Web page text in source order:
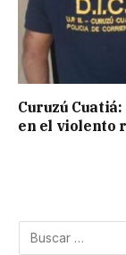
Curuzú
en el violento